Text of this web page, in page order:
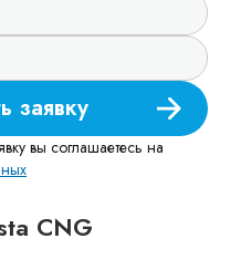
заявку
вы соглашаетесь на
CNG